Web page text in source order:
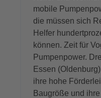
mobile
die müssen sich
Helfer
können. Zeit für
Pumpenpower.
Essen
ihre hohe
Baugröße und